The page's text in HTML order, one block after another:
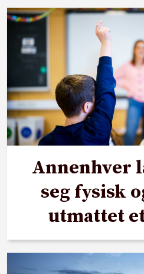
Annenhver
seg fysisk
utmattet